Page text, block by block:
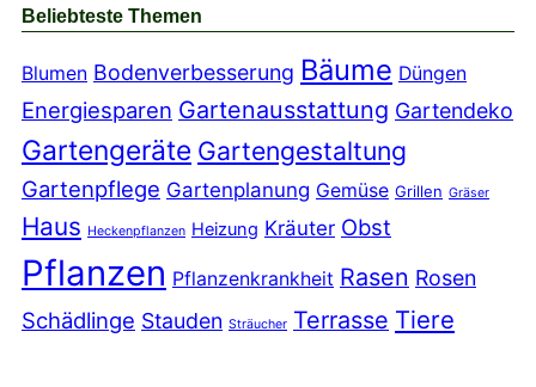
Beliebteste Themen
Blumen Bodenverbesserung Bäume Düngen
Energiesparen Gartenausstattung Gartendeko
Gartengeräte Gartengestaltung
Gartenpflege Gartenplanung Gemüse Grillen Gräser
Haus Heckenpflanzen Heizung Kräuter Obst
Pflanzen Pflanzenkrankheit Rasen Rosen
Schädlinge Stauden Sträucher Terrasse Tiere